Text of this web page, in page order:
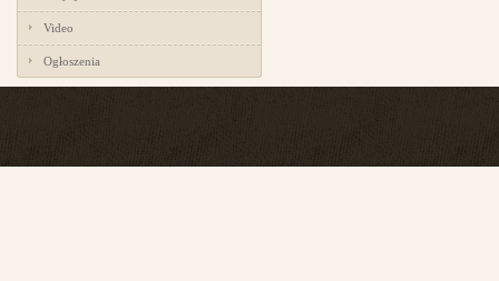
Video
Ogłoszenia